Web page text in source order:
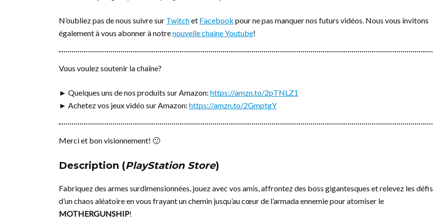
N’oubliez pas de nous suivre sur Twitchet Facebook pour ne pas manquer nos futurs vidéos. Nous vous invitons
également à vous abonner à notrenouvelle chaine Youtube!
Vous voulez soutenir la chaîne?
► Quelques uns de nos produits sur Amazon: https://amzn.to/2pTNLZ1
► Achetez vos jeux vidéo sur Amazon: https://amzn.to/2GmptgY
Merci et bon visionnement! 🙂
Description (PlayStation Store)
Fabriquez des armes surdimensionnées, jouez avec vos amis, affrontez des boss gigantesques et relevez les défis
d’un chaos aléatoire en vous frayant un chemin jusqu’au cœur de l’armada ennemie pour atomiser le
MOTHERGUNSHIP!